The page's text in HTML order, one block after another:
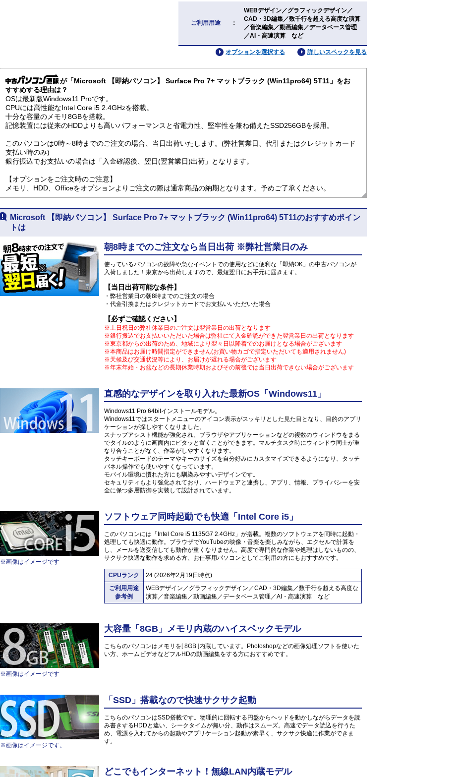
ご利用用途 ：
WEBデザイン／グラフィックデザイン／
CAD・3D編集／数千行を超える高度な演算
／音楽編集／動画編集／データベース管理
／AI・高速演算 など
詳しいスペックを見る
オプションを選択する
が「Microsoft 【即納パソコン】 Surface Pro 7+ マットブラック (Win11pro64) 5T11」をお
すすめする理由は？
OSは最新版Windows11 Proです。
CPUには高性能なIntel Core i5 2.4GHzを搭載。
十分な容量のメモリ8GBを搭載。
記憶装置には従来のHDDよりも高いパフォーマンスと省電力性、堅牢性を兼ね備えたSSD256GBを採用。
このパソコンは0時～8時までのご注文の場合、当日出荷いたします。(弊社営業日、代引またはクレジットカード
支払い時のみ)
銀行振込でお支払いの場合は「入金確認後、翌日(翌営業日)出荷」となります。
【オプションをご注文時のご注意】
メモリ、HDD、Officeをオプションよりご注文の際は通常商品の納期となります。予めご了承ください。
Microsoft 【即納パソコン】 Surface Pro 7+ マットブラック (Win11pro64) 5T11のおすすめポイン
トは
朝8時までのご注文なら当日出荷 ※弊社営業日のみ
使っているパソコンの故障や急なイベントでの使用などに便利な「即納OK」の中古パソコンが
入荷しました！東京から出荷しますので、最短翌日にお手元に届きます。
【当日出荷可能な条件】
・弊社営業日の朝8時までのご注文の場合
・代金引換またはクレジットカードでお支払いいただいた場合
【必ずご確認ください】
※土日祝日の弊社休業日のご注文は翌営業日の出荷となります
※銀行振込でお支払いいただいた場合は弊社にて入金確認ができた翌営業日の出荷となります
※東京都からの出荷のため、地域により翌々日以降着でのお届けとなる場合がございます
※本商品はお届け時間指定ができません(お買い物カゴで指定いただいても適用されません)
※天候及び交通状況等により、お届けが遅れる場合がございます
※年末年始・お盆などの長期休業時期およびその前後では当日出荷できない場合がございます
直感的なデザインを取り入れた最新OS「Windows11」
Windows11 Pro 64bitインストールモデル。
Windows11ではスタートメニューのアイコン表示がスッキリとした見た目となり、目的のアプリ
ケーションが探しやすくなりました。
スナップアシスト機能が強化され、ブラウザやアプリケーションなどの複数のウィンドウをまる
でタイルのように画面内にピタッと置くことができます。マルチタスク時にウィンドウ同士が重
なり合うことがなく、作業がしやすくなります。
タッチキーボードのテーマやキーのサイズを自分好みにカスタマイズできるようになり、タッチ
パネル操作でも使いやすくなっています。
モバイル環境に慣れた方にも馴染みやすいデザインです。
セキュリティもより強化されており、ハードウェアと連携し、アプリ、情報、プライバシーを安
全に保つ多層防御を実装して設計されています。
※画像はイメージです
ソフトウェア同時起動でも快適「Intel Core i5」
このパソコンには「Intel Core i5 1135G7 2.4GHz」が搭載。複数のソフトウェアを同時に起動・
処理しても快適に動作。ブラウザでYouTubeの映像・音楽を楽しみながら、エクセルで計算を
し、メールを送受信しても動作が重くなりません。高度で専門的な作業や処理はしないものの、
サクサク快適な動作を求める方、お仕事用パソコンとしてご利用の方にもおすすめです。
CPUランク
24 (2026年2月19日時点)
ご利用用途
参考例
WEBデザイン／グラフィックデザイン／CAD・3D編集／数千行を超える高度な
演算／音楽編集／動画編集／データベース管理／AI・高速演算 など
※画像はイメージです
大容量「8GB」メモリ内蔵のハイスペックモデル
こちらのパソコンはメモリを[ 8GB ]内蔵しています。Photoshopなどの画像処理ソフトを使いた
い方、ホームビデオなどフルHDの動画編集をする方におすすめです。
※画像はイメージです。
「SSD」搭載なので快速サクサク起動
こちらのパソコンはSSD搭載です。物理的に回転する円盤からヘッドを動かしながらデータを読
み書きするHDDと違い、シークタイムが無い分、動作はスムーズ。高速でデータ読込を行うた
め、電源を入れてからの起動やアプリケーション起動が素早く、サクサク快適に作業ができま
す。
どこでもインターネット！無線LAN内蔵モデル